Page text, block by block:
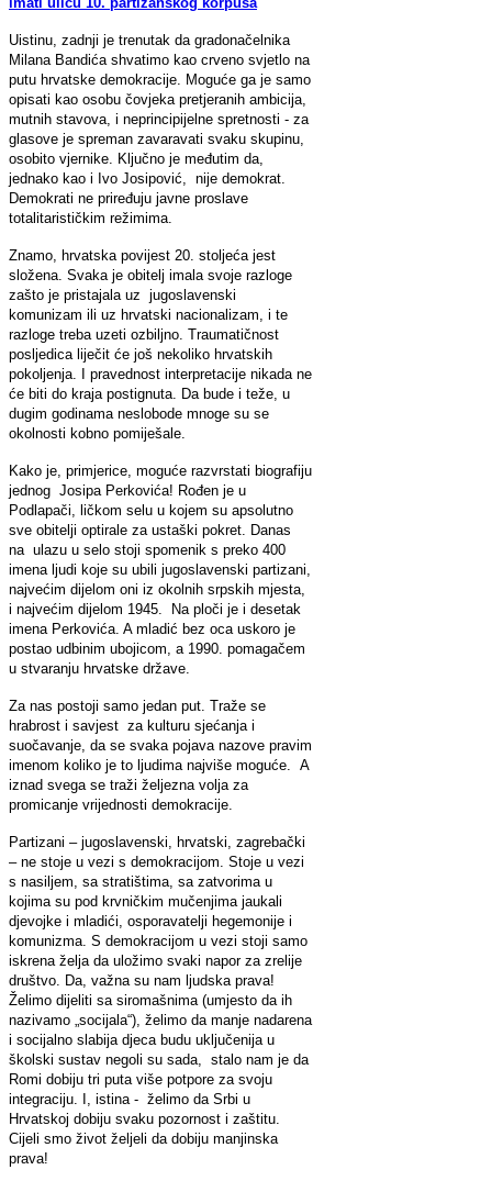
Uistinu, zadnji je trenutak da gradonačelnika
Milana Bandića shvatimo kao crveno svjetlo na
putu hrvatske demokracije. Moguće ga je samo
opisati kao osobu čovjeka pretjeranih ambicija,
mutnih stavova, i neprincipijelne spretnosti - za
glasove je spreman zavaravati svaku skupinu,
osobito vjernike. Ključno je međutim da,
jednako kao i Ivo Josipović, nije demokrat.
Demokrati ne priređuju javne proslave
totalitarističkim režimima.
Znamo, hrvatska povijest 20. stoljeća jest
složena. Svaka je obitelj imala svoje razloge
zašto je pristajala uz jugoslavenski
komunizam ili uz hrvatski nacionalizam, i te
razloge treba uzeti ozbiljno. Traumatičnost
posljedica liječit će još nekoliko hrvatskih
pokoljenja. I pravednost interpretacije nikada ne
će biti do kraja postignuta. Da bude i teže, u
dugim godinama neslobode mnoge su se
okolnosti kobno pomiješale.
Kako je, primjerice, moguće razvrstati biografiju
jednog Josipa Perkovića! Rođen je u
Podlapači, ličkom selu u kojem su apsolutno
sve obitelji optirale za ustaški pokret. Danas
na ulazu u selo stoji spomenik s preko 400
imena ljudi koje su ubili jugoslavenski partizani,
najvećim dijelom oni iz okolnih srpskih mjesta,
i najvećim dijelom 1945. Na ploči je i desetak
imena Perkovića. A mladić bez oca uskoro je
postao udbinim ubojicom, a 1990. pomagačem
u stvaranju hrvatske države.
Za nas postoji samo jedan put. Traže se
hrabrost i savjest za kulturu sjećanja i
suočavanje, da se svaka pojava nazove pravim
imenom koliko je to ljudima najviše moguće. A
iznad svega se traži željezna volja za
promicanje vrijednosti demokracije.
Partizani – jugoslavenski, hrvatski, zagrebački
– ne stoje u vezi s demokracijom. Stoje u vezi
s nasiljem, sa stratištima, sa zatvorima u
kojima su pod krvničkim mučenjima jaukali
djevojke i mladići, osporavatelji hegemonije i
komunizma. S demokracijom u vezi stoji samo
iskrena želja da uložimo svaki napor za zrelije
društvo. Da, važna su nam ljudska prava!
Želimo dijeliti sa siromašnima (umjesto da ih
nazivamo „socijala“), želimo da manje nadarena
i socijalno slabija djeca budu uključenija u
školski sustav negoli su sada, stalo nam je da
Romi dobiju tri puta više potpore za svoju
integraciju. I, istina - želimo da Srbi u
Hrvatskoj dobiju svaku pozornost i zaštitu.
Cijeli smo život željeli da dobiju manjinska
prava!